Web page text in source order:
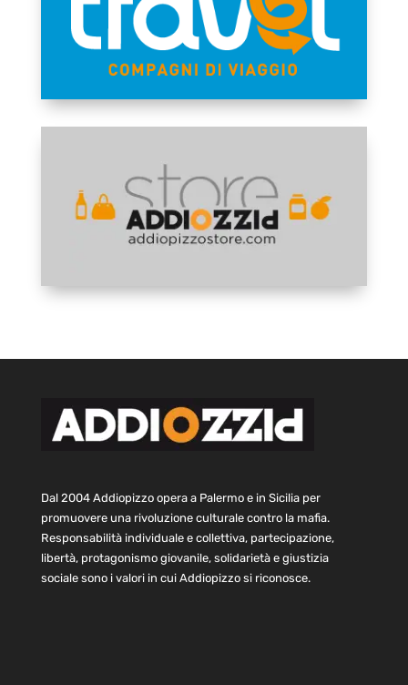
Dal 2004 Addiopizzo opera a Palermo e in Sicilia per
promuovere una rivoluzione culturale contro la mafia.
Responsabilità individuale e collettiva, partecipazione,
libertà, protagonismo giovanile, solidarietà e giustizia
sociale sono i valori in cui Addiopizzo si riconosce.